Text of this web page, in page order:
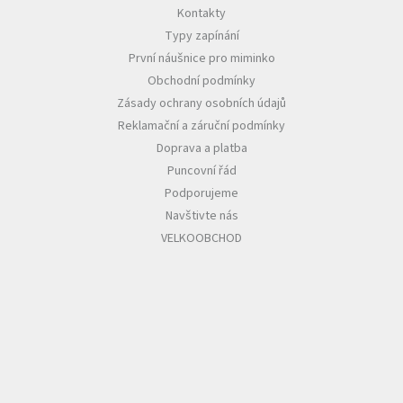
Kontakty
Typy zapínání
První náušnice pro miminko
Obchodní podmínky
Zásady ochrany osobních údajů
Reklamační a záruční podmínky
Doprava a platba
Puncovní řád
Podporujeme
Navštivte nás
VELKOOBCHOD